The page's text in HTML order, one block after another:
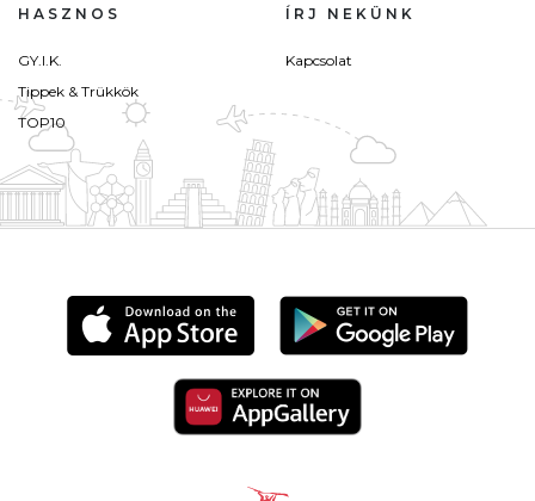
HASZNOS
GY.I.K.
Tippek & Trükkök
TOP10
ÍRJ NEKÜNK
Kapcsolat